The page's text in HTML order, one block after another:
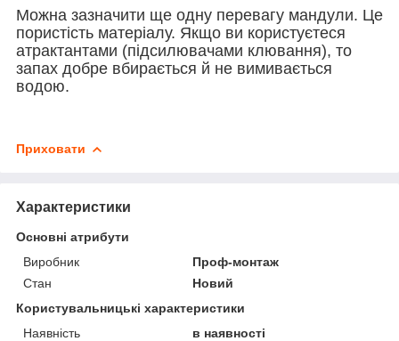
Можна зазначити ще одну перевагу мандули. Це
пористість матеріалу. Якщо ви користуєтеся
атрактантами (підсилювачами клювання), то
запах добре вбирається й не вимивається
водою.
Приховати
Характеристики
Основні атрибути
Виробник
Проф-монтаж
Стан
Новий
Користувальницькі характеристики
Наявність
в наявності